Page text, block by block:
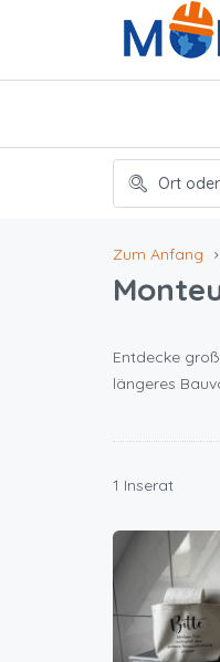
Zum Anfang
Entdecke
längeres
1 Inserat